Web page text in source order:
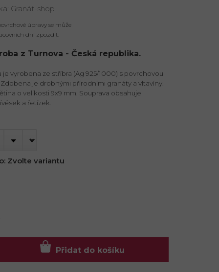
Granát-shop
Zvolte variantu
Přidat do košíku
úpravy se může
dní zpozdit.
z Turnova - Česká republika.
je vyrobena ze stříbra (Ag 925/1000) s povrchovou
je drobnými přírodními granáty a vltavíny.
o velikosti 9x9 mm. Souprava obsahuje
a řetízek.